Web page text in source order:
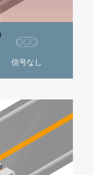
信号なし